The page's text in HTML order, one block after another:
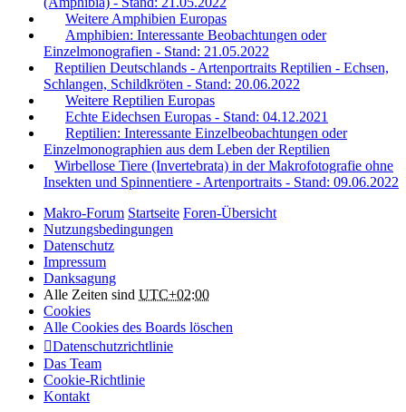
Weitere Amphibien Europas
Amphibien: Interessante Beobachtungen oder
Einzelmonografien - Stand: 21.05.2022
Reptilien Deutschlands - Artenportraits Reptilien - Echsen,
Schlangen, Schildkröten - Stand: 20.06.2022
Weitere Reptilien Europas
Echte Eidechsen Europas - Stand: 04.12.2021
Reptilien: Interessante Einzelbeobachtungen oder
Einzelmonographien aus dem Leben der Reptilien
Wirbellose Tiere (Invertebrata) in der Makrofotografie ohne
Insekten und Spinnentiere - Artenportraits - Stand: 09.06.2022
Makro-Forum Startseite Foren-Übersicht
Nutzungsbedingungen
Datenschutz
Impressum
Danksagung
Alle Zeiten sind UTC+02:00
Cookies
Alle Cookies des Boards löschen
Datenschutzrichtlinie
Das Team
Cookie-Richtlinie
Kontakt